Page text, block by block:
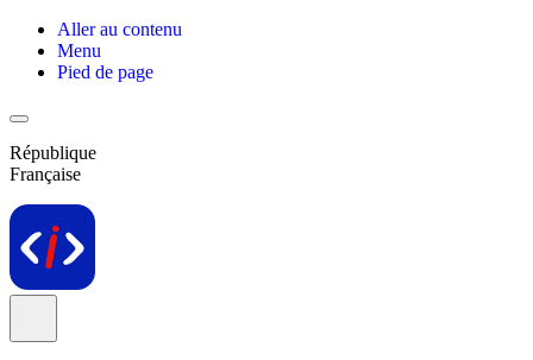
Aller au contenu
Menu
Pied de page
République
Française